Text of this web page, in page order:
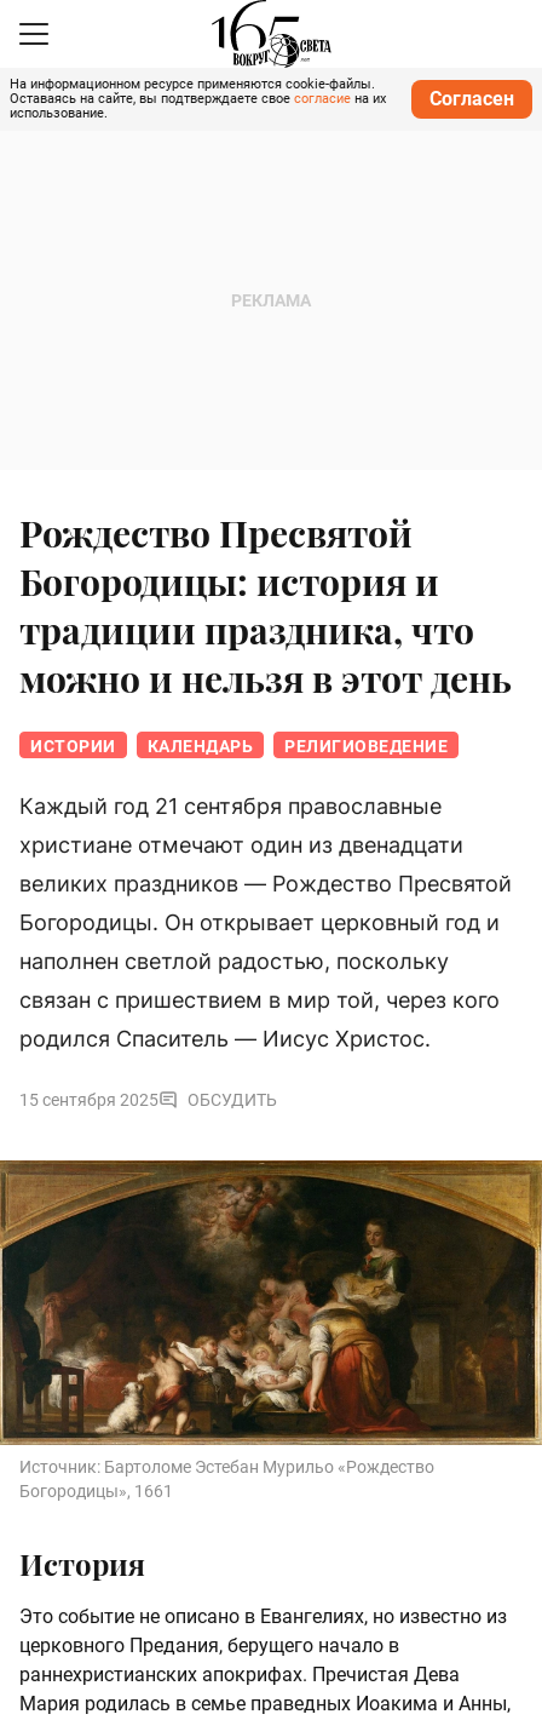
На информационном ресурсе применяются cookie-файлы.
Оставаясь на сайте, вы подтверждаете свое согласие на их
использование.
Согласен
Рождество Пресвятой
Богородицы: история и
традиции праздника, что
можно и нельзя в этот день
ИСТОРИИ КАЛЕНДАРЬ РЕЛИГИОВЕДЕНИЕ
Каждый год 21 сентября православные
христиане отмечают один из двенадцати
великих праздников — Рождество Пресвятой
Богородицы. Он открывает церковный год и
наполнен светлой радостью, поскольку
связан с пришествием в мир той, через кого
родился Спаситель — Иисус Христос.
15 сентября 2025 ОБСУДИТЬ
Источник: Бартоломе Эстебан Мурильо «Рождество
Богородицы», 1661
История
Это событие не описано в Евангелиях, но известно из
церковного Предания, берущего начало в
раннехристианских апокрифах. Пречистая Дева
Мария родилась в семье праведных Иоакима и Анны,